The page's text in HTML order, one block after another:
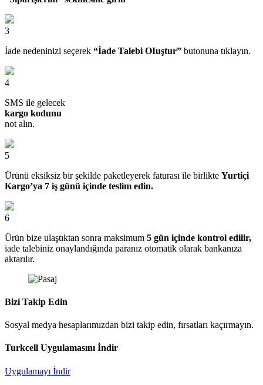
3
İade nedeninizi seçerek “İade Talebi OIuştur” butonuna tıklayın.
4
SMS ile gelecek
kargo kodunu
not alın.
5
Ürünü eksiksiz bir şekilde paketleyerek faturası ile birlikte Yurtiçi
Kargo’ya 7 iş günü içinde teslim edin.
6
Ürün bize ulaştıktan sonra maksimum 5 gün içinde kontrol edilir,
iade talebiniz onaylandığında paranız otomatik olarak bankanıza
aktarılır.
Bizi Takip Edin
Sosyal medya hesaplarımızdan bizi takip edin, fırsatları kaçırmayın.
Turkcell Uygulamasını İndir
Uygulamayı İndir